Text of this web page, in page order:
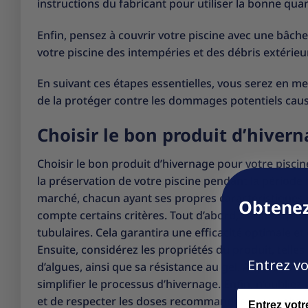
instructions du fabricant pour utiliser la bonne
Enfin, pensez à couvrir votre piscine avec une
votre piscine des intempéries et des débris
En suivant ces étapes essentielles, vous serez en
de la protéger contre les dommages potentiels
Choisir le bon produit
Choisir le bon produit d’hivernage pour votre
la préservation de votre piscine pendant la période
marché, chacun ayant ses propres
compte certains critères. Tout d’abord, vérifiez
tubulaires. Cela garantira une efficacité optimale
Ensuite, considérez les propriétés du produit,
d’algues, ainsi que sa résistance au gel. Assurez-
simplifier le processus d’hivernage. Enfin,
et de respecter les doses recommandées pour
Entrez
Name